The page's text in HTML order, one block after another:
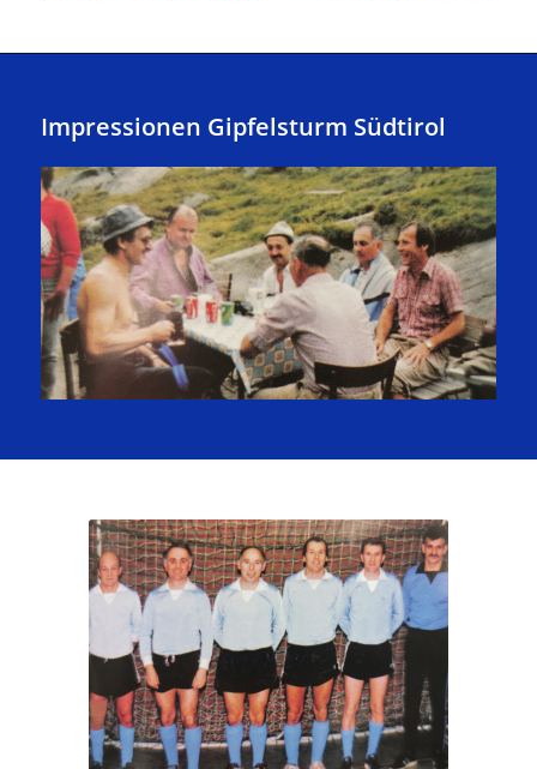
Impressionen Gipfelsturm Südtirol